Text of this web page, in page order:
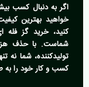
اگر به دنبال کسب
خواهید بهترین
کنید،خرید گز فله
شماست. با حذف
تولیدکننده، شما نه
کسب و کار خود را به